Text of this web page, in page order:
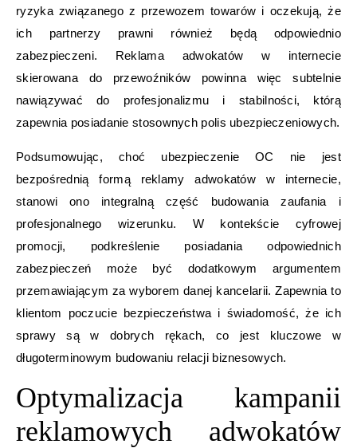
ryzyka związanego z przewozem towarów i oczekują, że
ich partnerzy prawni również będą odpowiednio
zabezpieczeni. Reklama adwokatów w internecie
skierowana do przewoźników powinna więc subtelnie
nawiązywać do profesjonalizmu i stabilności, którą
zapewnia posiadanie stosownych polis ubezpieczeniowych.
Podsumowując, choć ubezpieczenie OC nie jest
bezpośrednią formą reklamy adwokatów w internecie,
stanowi ono integralną część budowania zaufania i
profesjonalnego wizerunku. W kontekście cyfrowej
promocji, podkreślenie posiadania odpowiednich
zabezpieczeń może być dodatkowym argumentem
przemawiającym za wyborem danej kancelarii. Zapewnia to
klientom poczucie bezpieczeństwa i świadomość, że ich
sprawy są w dobrych rękach, co jest kluczowe w
długoterminowym budowaniu relacji biznesowych.
Optymalizacja kampanii
reklamowych adwokatów